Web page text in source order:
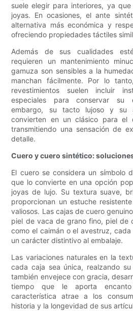
suele elegir para interiores, ya
joyas. En ocasiones, el ante
alternativa más económica y
ofreciendo propiedades táctiles
Además de sus cualidades
requieren un mantenimiento
gamuza son sensibles a la
manchan fácilmente. Por lo
revestimientos suelen incluir
especiales para conservar su
embargo, su tacto lujoso y su
convierten en un clásico para el
transmitiendo una sensación de
detalle.
Cuero y cuero sintético:
El cuero se considera un símbolo
que lo convierte en una opción
joyas de lujo. Su textura suave,
proporcionan un estuche
valiosos. Las cajas de cuero
piel de vaca de grano fino, piel de
como el caimán o el avestruz,
un carácter distintivo al embalaje.
Las variaciones naturales en la
cada caja sea única, realzando
también envejece con gracia,
tiempo que le aporta
característica atrae a los
historia y la longevidad de sus